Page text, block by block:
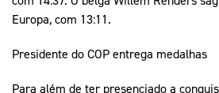
Europa, com 13:11.
Presidente do COP entrega medalhas
Para além de ter presenciado a